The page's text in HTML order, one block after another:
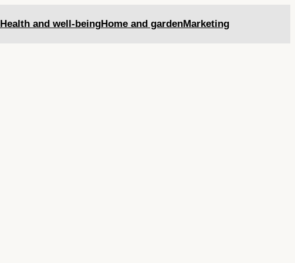
Health and well-beingHome and gardenMarketing